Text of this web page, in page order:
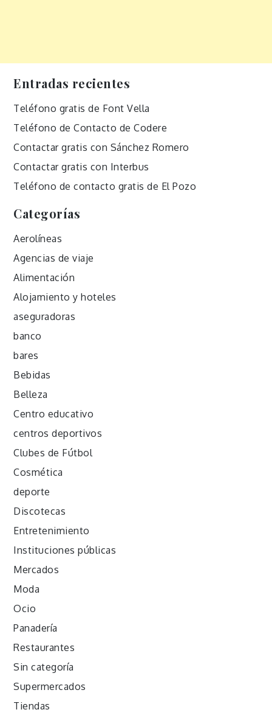
Entradas recientes
Teléfono gratis de Font Vella
Teléfono de Contacto de Codere
Contactar gratis con Sánchez Romero
Contactar gratis con Interbus
Teléfono de contacto gratis de El Pozo
Categorías
Aerolíneas
Agencias de viaje
Alimentación
Alojamiento y hoteles
aseguradoras
banco
bares
Bebidas
Belleza
Centro educativo
centros deportivos
Clubes de Fútbol
Cosmética
deporte
Discotecas
Entretenimiento
Instituciones públicas
Mercados
Moda
Ocio
Panadería
Restaurantes
Sin categoría
Supermercados
Tiendas